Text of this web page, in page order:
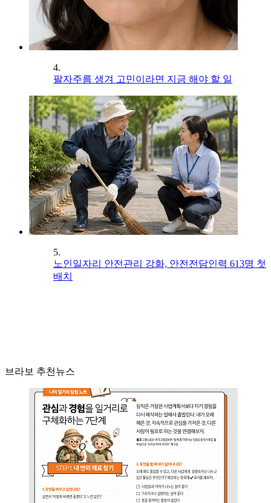
4.
팔자주름 생겨 고민이라면 지금 해야 할 일
5.
노인일자리 안전관리 강화, 안전전담인력 613명 첫
배치
브라보 추천뉴스